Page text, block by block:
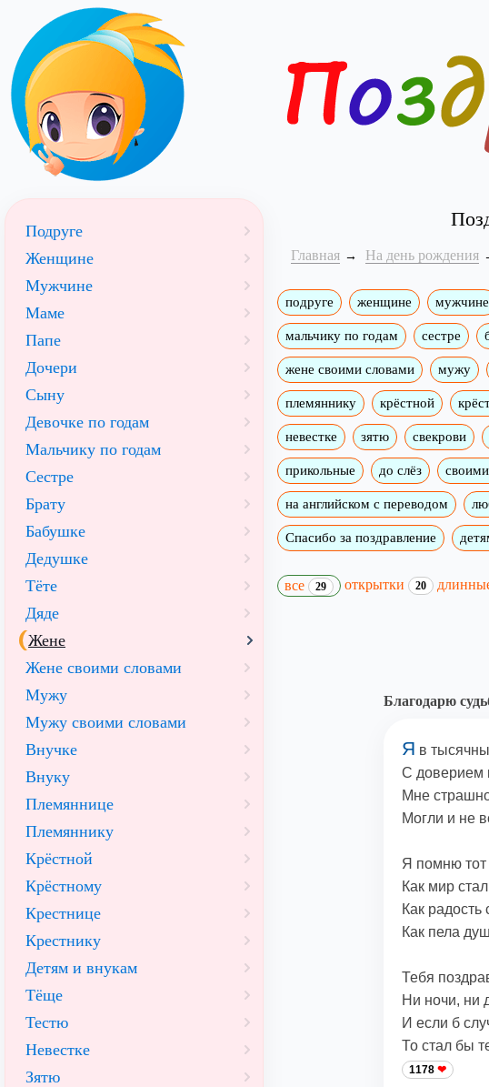
Главная На день рождения
подруге женщине мужчине
мальчику по годам сестре
жене своими словами мужу
племяннику крёстной
невестке зятю свекрови
прикольные до слёз
на английском с переводом
Спасибо за поздравление
все 29 открытки 20
Благодарю
Я в
С доверием
Мне
Могли и не
Я помню тот
Как мир
Как радость
Как пела
Тебя
Ни ночи, ни
И если б
То стал бы
1178
Подруге
Женщине
Мужчине
Маме
Папе
Дочери
Сыну
Девочке по годам
Мальчику по годам
Сестре
Брату
Бабушке
Дедушке
Тёте
Дяде
Жене
Жене своими словами
Мужу
Мужу своими словами
Внучке
Внуку
Племяннице
Племяннику
Крёстной
Крёстному
Крестнице
Крестнику
Детям и внукам
Тёще
Тестю
Невестке
Зятю